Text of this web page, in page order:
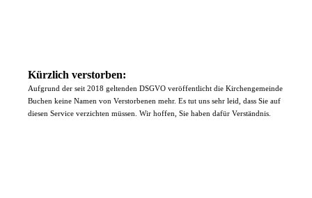
Kürzlich verstorben:
Aufgrund der seit 2018 geltenden DSGVO veröffentlicht die Kirchengemeinde
Buchen keine Namen von Verstorbenen mehr. Es tut uns sehr leid, dass Sie auf
diesen Service verzichten müssen. Wir hoffen, Sie haben dafür Verständnis.